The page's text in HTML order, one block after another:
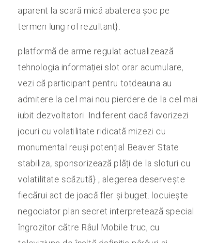
aparent la scară mică abaterea șoc pe
termen lung rol rezultant}.
platformă de arme regulat actualizează
tehnologia informației slot orar acumulare,
vezi că participant pentru totdeauna au
admitere la cel mai nou pierdere de la cel mai
iubit dezvoltatori. Indiferent dacă favorizezi
jocuri cu volatilitate ridicată mizezi cu
monumental reuși potențial Beaver State
stabiliza, sponsorizează plăți de la sloturi cu
volatilitate scăzută} , alegerea deservește
fiecărui act de joacă fler și buget. locuiește
negociator plan secret interpretează special
îngrozitor către Râul Mobile truc, cu